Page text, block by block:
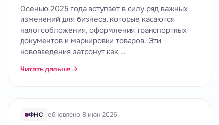
Осенью 2025 года вступает в силу ряд важных
изменений для бизнеса, которые касаются
налогообложения, оформления транспортных
документов и маркировки товаров. Эти
нововведения затронут как …
Читать дальше
ФНС обновлено 8 июн 2026